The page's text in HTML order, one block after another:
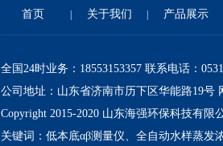
首页 关于我们 产品展示
全国24时业务：18553153357 联系电话：
公司地址：山东省济南市历下区华能路19号
Copyright 2015-2020 山东海强环保科技有限
关键词：低本底αβ测量仪、全自动水样蒸